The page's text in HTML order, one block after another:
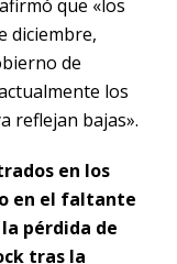
que «los
diciembre,
de
los
reflejan bajas».
en los
en el faltante
pérdida de
tras la